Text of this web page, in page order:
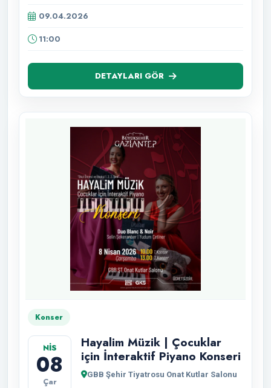
09.04.2026
11:00
DETAYLARI GÖR
Konser
NİS
08
Çar
Hayalim Müzik | Çocuklar
için İnteraktif Piyano Konseri
GBB Şehir Tiyatrosu Onat Kutlar Salonu